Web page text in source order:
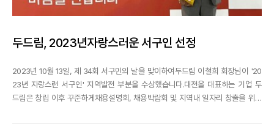
두드림, 2023년자랑스러운 서구인 선정
2023년 10월 13일, 제 34회 서구민의 날을 맞이하여두드림 이철희 회장님이 '20
23년 자랑스런 서구인' 지역발전 부분을 수상했습니다.대전을 대표하는 기업 두
드림은 창립 이후 꾸준하게채용설명회, 채용박람회 및 지역내 일자리 창출을 위해
로를 인정받아두드림은 지역발전 부문에서 자랑스런 서구인을 수상했습니다.앞으